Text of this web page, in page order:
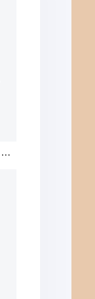
© Голлі Рінґланд. Втрачені квіти Еліс Гарт